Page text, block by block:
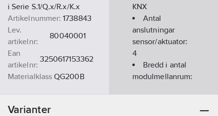
i Serie S.1/Q.x/R.x/K.x
Artikelnummer: 1738843
Lev.
artikelnr:
80040001
Ean
artikelnr:
3250617153362
Materialklass QG200B
KNX
Antal
anslutningar
sensor/aktuator:
4
Bredd i antal
modulmellanrum:
Varianter